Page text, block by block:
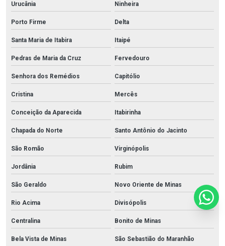
Urucânia Ninheira
Porto Firme Delta
Santa Maria de Itabira Itaipé
Pedras de Maria da Cruz Fervedouro
Senhora dos Remédios Capitólio
Cristina Mercês
Conceição da Aparecida Itabirinha
Chapada do Norte Santo Antônio do Jacinto
São Romão Virginópolis
Jordânia Rubim
São Geraldo Novo Oriente de Minas
Rio Acima Divisópolis
Centralina Bonito de Minas
Bela Vista de Minas São Sebastião do Maranhão